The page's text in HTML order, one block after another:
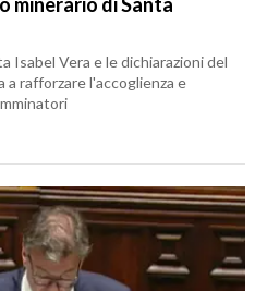
Isabel Vera e le dichiarazioni del
a rafforzare l'accoglienza e